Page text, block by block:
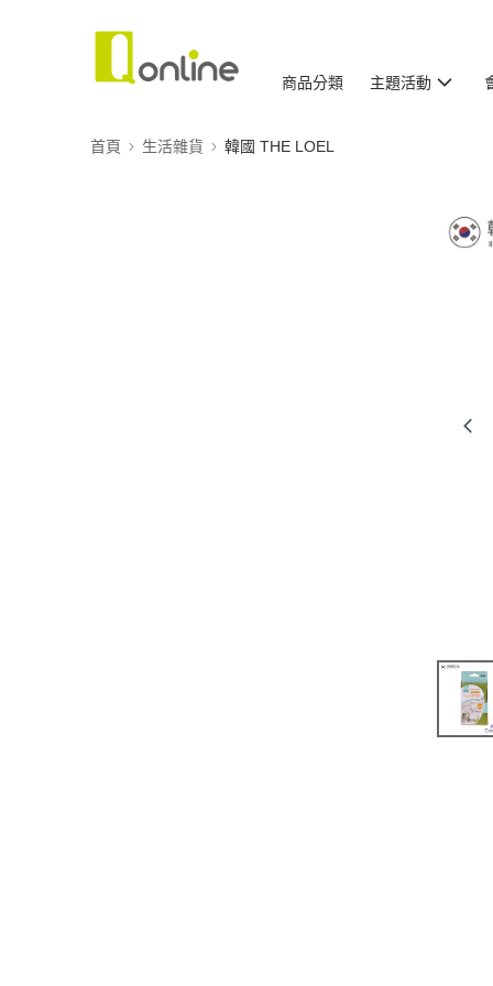
商品分類 主題活動
首頁 生活雜貨 韓國 THE LOEL